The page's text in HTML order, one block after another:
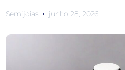
Semijoias junho 28, 2026